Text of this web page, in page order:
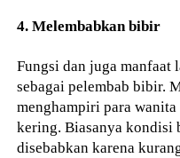
4. Melembabkan bibir
Fungsi dan juga
sebagai pelembab bibir.
menghampiri para
kering. Biasanya
disebabkan karena